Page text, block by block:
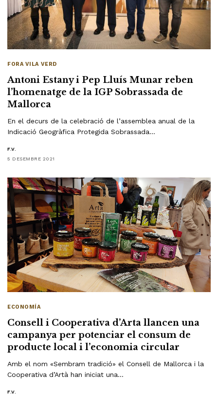
FORA VILA VERD
Antoni Estany i Pep Lluís Munar reben
l’homenatge de la IGP Sobrassada de
Mallorca
En el decurs de la celebració de l’assemblea anual de la
Indicació Geogràfica Protegida Sobrassada…
F.V.
5 DESEMBRE 2021
ECONOMÍA
Consell i Cooperativa d’Arta llancen una
campanya per potenciar el consum de
producte local i l’economia circular
Amb el nom «Sembram tradició» el Consell de Mallorca i la
Cooperativa d’Artà han iniciat una…
F.V.